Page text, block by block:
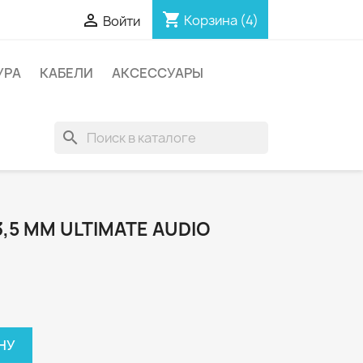
 Войти shopping_cart Корзина (4)
КАБЕЛИ
АКСЕССУАРЫ
search
MM ULTIMATE AUDIO